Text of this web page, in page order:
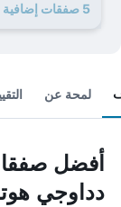
5 صفقات إضافية لـ تشانجنيونج بوجوك سباديوم دداوجي هوتل
لمحة عن
أفضل
دداوجي